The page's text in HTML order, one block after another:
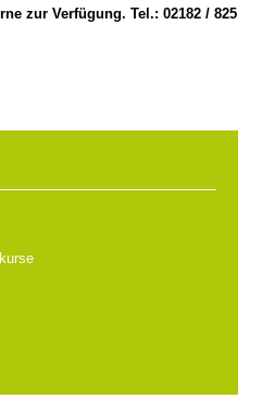
zur Verfügung. Tel.: 02182 / 825